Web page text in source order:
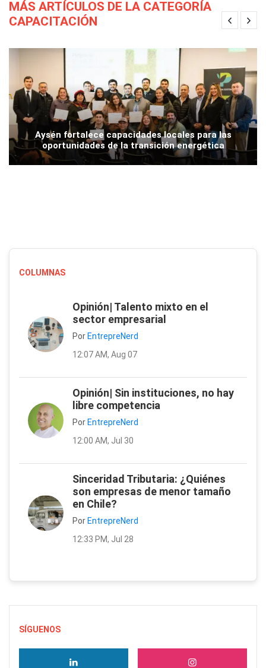
MÁS ARTÍCULOS DE LA CATEGORÍA
CAPACITACIÓN
Aysén fortalece capacidades locales para las
oportunidades de la transición energética
COLUMNAS
Opinión| Talento mixto en el
sector empresarial
Por EntrepreNerd
12:07 AM, Aug 07
Opinión| Sin instituciones, no hay
libre competencia
Por EntrepreNerd
12:00 AM, Jul 30
Sinceridad Tributaria: ¿Quiénes
son empresas de menor tamaño
en Chile?
Por EntrepreNerd
12:33 PM, Jul 28
SÍGUENOS